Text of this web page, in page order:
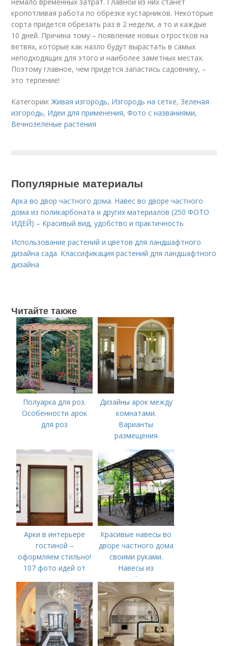
кропотливая работа по обрезке кустарников. Некоторые
сорта придется обрезать раз в 2 недели, а то и каждые
10 дней. Причина тому – появление новых отростков на
ветвях, которые как назло будут вырастать в самых
неподходящих для этого и наиболее заметных местах.
Поэтому главное, чем придется запастись садовнику, –
это терпение!
Категории:Живая изгородь, Изгородь на сетке,Зеленая
изгородь, Идеи для применения,Фото с названиями,
Вечнозеленые растения
Популярные материалы
Арка во двор частного дома. Навес во дворе частного
дома из поликарбоната и других материалов (250 ФОТО
ИДЕЙ) – Красивый вид, удобство и практичность
Использование растений и цветов для ландшафтного
дизайна сада. Классификация растений для ландшафтного
дизайна
Читайте также
Полуарка для роз.
Особенности арок
для роз
Дизайны арок между
комнатами.
Варианты
размещения
Арки в интерьере
гостиной –
оформляем стильно!
107 фото идей от
профи!
Красивые навесы во
дворе частного дома
своими руками.
Навесы из
поликарбоната —
самостоятельное
изготовление и
особенности
проектирования (100
фото)